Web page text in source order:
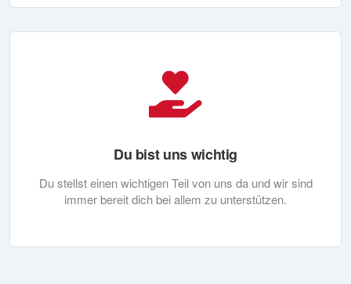
Du bist uns wichtig
Du stellst einen wichtigen Teil von uns da und wir sind
immer bereit dich bei allem zu unterstützen.